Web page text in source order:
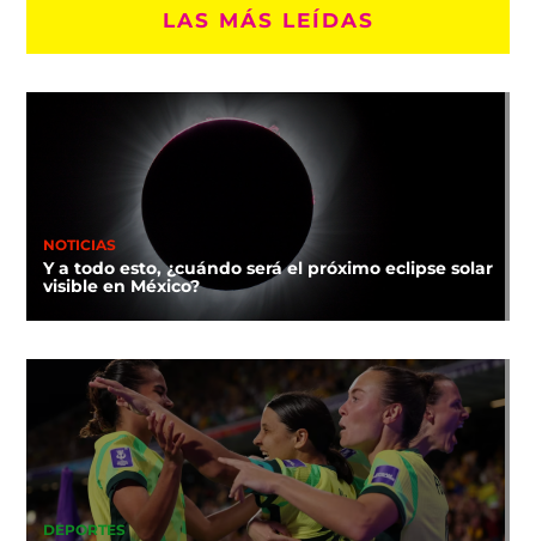
LAS MÁS LEÍDAS
NOTICIAS
Y a todo esto, ¿cuándo será el próximo eclipse solar
visible en México?
DEPORTES